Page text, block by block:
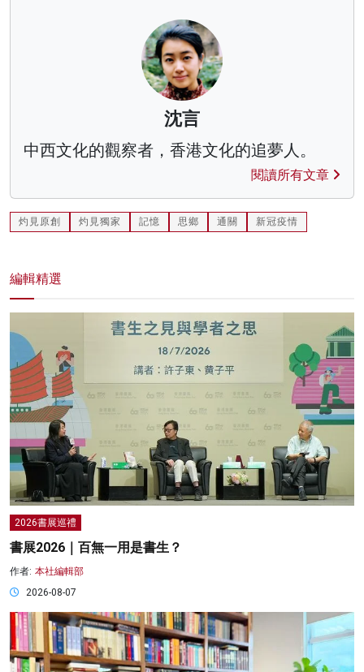
沈言
中西文化的觀察者，香港文化的追夢人。
閱讀所有文章
灼見原創 灼見獨家 記憶 思鄉 通關 新冠疫情
編輯精選
2026書展巡禮
書展2026｜百無一用是書生？
作者: 本社編輯部
2026-08-07